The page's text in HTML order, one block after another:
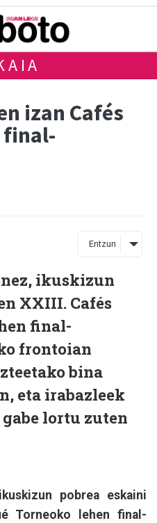
izan Cafés
final-
Entzun
ikuskizun
XXIII. Cafés
final-
frontoian
bina
eta irabazleek
lortu zuten
pobrea eskaini
Torneoko lehen final-